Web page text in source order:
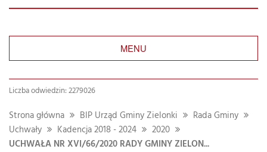
MENU
Liczba odwiedzin: 2279026
Strona główna BIP Urząd Gminy Zielonki
Rada Gminy
Uchwały
Kadencja 2018 - 2024
2020
UCHWAŁA NR XVI/66/2020 RADY GMINY ZIELON...